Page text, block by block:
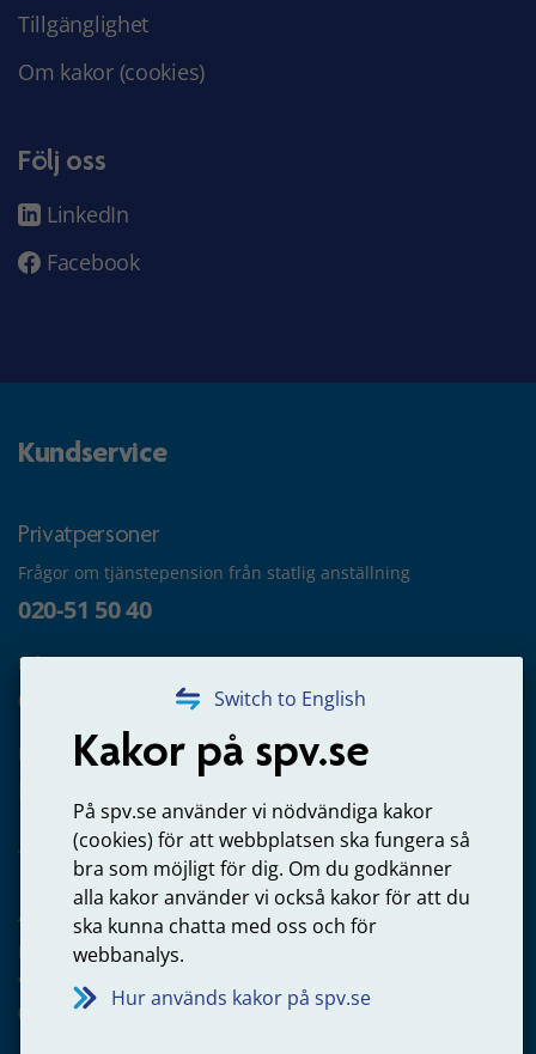
Switch to English
Kakor på spv.se
På spv.se använder vi nödvändiga kakor
(cookies) för att webbplatsen ska fungera så
bra som möjligt för dig. Om du godkänner
alla kakor använder vi också kakor för att du
ska kunna chatta med oss och för
webbanalys.
Hur används kakor på spv.se
Tillgänglighet
Om kakor (cookies)
Följ oss
LinkedIn
Facebook
Kundservice
Privatpersoner
Frågor om tjänstepension från statlig anställning
020-51 50 40
Frågor om utbetalning
020-65 00 65
Kontakta oss
Arbetsgivare
Frågor om administration av tjänstepension från statlig
anställning
060-18 75 03